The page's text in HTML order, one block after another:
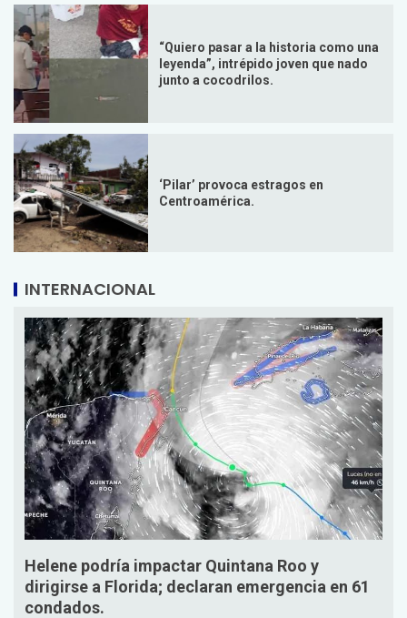
“Quiero pasar a la historia como una
leyenda”, intrépido joven que nado
junto a cocodrilos.
‘Pilar’ provoca estragos en
Centroamérica.
INTERNACIONAL
Helene podría impactar Quintana Roo y
dirigirse a Florida; declaran emergencia en 61
condados.